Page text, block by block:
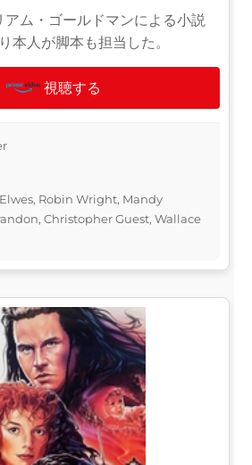
アム・ゴールドマンによる小説
本人が脚本も担当した。
視聴する
Robin Wright, Mandy
Christopher Guest, Wallace